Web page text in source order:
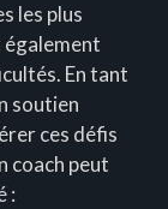
les plus
également
En tant
soutien
ces défis
coach peut
: